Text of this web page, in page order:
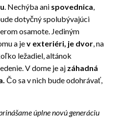
. Nechýba ani spovednica,
dotyčný spolubývajúci
osamote. Jediným
a jev exteriéri, je dvor, na
ležadiel, altánok
V dome je aj záhadná
Čo sa v nich bude odohrávať,
úplne novú generáciu